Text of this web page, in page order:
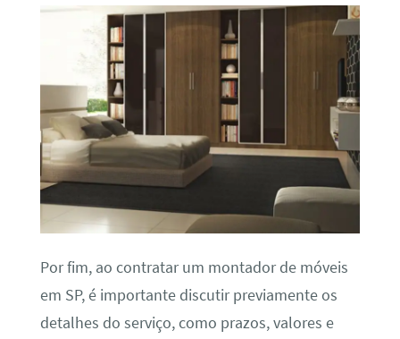
Por fim, ao contratar um montador de móveis
em SP, é importante discutir previamente os
detalhes do serviço, como prazos, valores e